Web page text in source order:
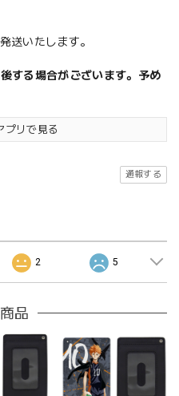
送いたします。
する場合がございます。予め
プリで見る
通報する
2 5
品